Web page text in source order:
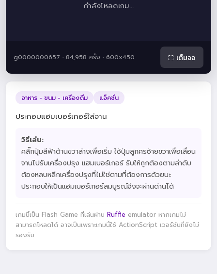
กำลังโหลดเกม...
g0000000657 · 84,958 ครั้ง · 600x450 ⛶ เต็มจอ
อาหาร - ขนม - เครื่องดื่ม แอ็คชั่น
ประกอบแฮมเบอร์เกอร์ใส่จาน
วิธีเล่น:
คลิ๊กปุ่มสีฟ้าด้านขวาล่างเพื่อเริ่ม ใช้ปุ่มลูกศรซ้ายขวาเพื่อเลื่อน
จานไปรับเครื่องปรุง แฮมเบอร์เกอร์ รับให้ถูกต้องตามลำดับ
ต้องหลบหลีกเครื่องปรุงที่ไม่ใช่ตามที่ต้องการด้วยนะ
ประกอบให้เป็นแฮมเบอร์เกอร์สมบูรณ์จึงจะผ่านด่านได้
เกมนี้เป็น Flash Game ที่เล่นผ่าน Ruffle emulator หากเกมไม่
สามารถโหลดได้ อาจเป็นเพราะเกมนี้ใช้ ActionScript เวอร์ชันที่ยังไม่
รองรับ